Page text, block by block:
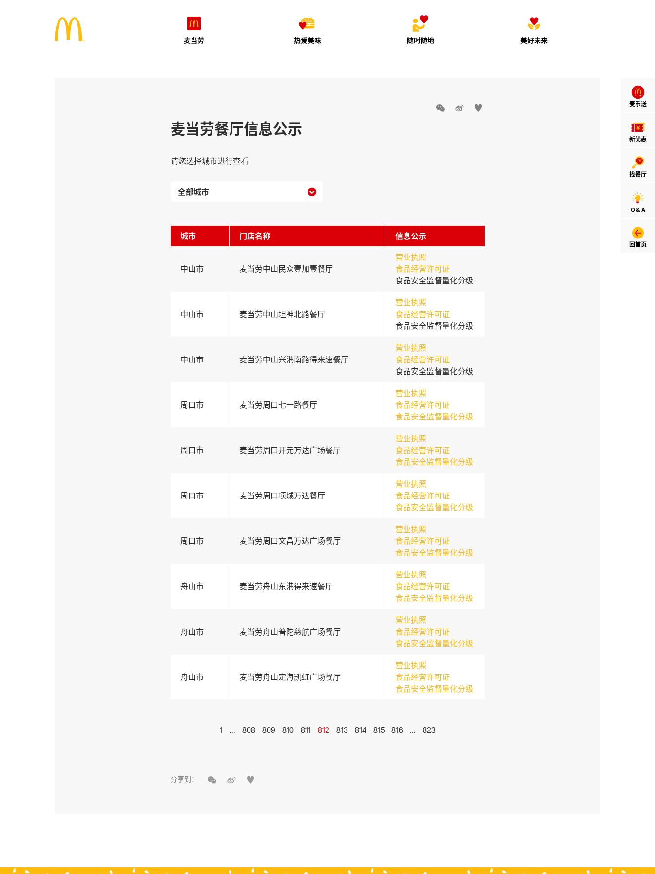
麦当劳 热爱美味 随时随地 美好未来
麦乐送
新优惠
找餐厅
Q & A
回首页
  
麦当劳餐厅信息公示
请您选择城市进行查看

城市 门店名称 信息公示
中山市 麦当劳中山民众壹加壹餐厅
营业执照
食品经营许可证
食品安全监督量化分级
中山市 麦当劳中山坦神北路餐厅
营业执照
食品经营许可证
食品安全监督量化分级
中山市 麦当劳中山兴港南路得来速餐厅
营业执照
食品经营许可证
食品安全监督量化分级
周口市 麦当劳周口七一路餐厅
营业执照
食品经营许可证
食品安全监督量化分级
周口市 麦当劳周口开元万达广场餐厅
营业执照
食品经营许可证
食品安全监督量化分级
周口市 麦当劳周口项城万达餐厅
营业执照
食品经营许可证
食品安全监督量化分级
周口市 麦当劳周口文昌万达广场餐厅
营业执照
食品经营许可证
食品安全监督量化分级
舟山市 麦当劳舟山东港得来速餐厅
营业执照
食品经营许可证
食品安全监督量化分级
舟山市 麦当劳舟山普陀慈航广场餐厅
营业执照
食品经营许可证
食品安全监督量化分级
舟山市 麦当劳舟山定海凯虹广场餐厅
营业执照
食品经营许可证
食品安全监督量化分级
1 ... 808 809 810 811 812 813 814 815 816 ... 823
分享到：   